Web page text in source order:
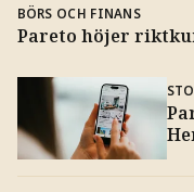
BÖRS OCH FINANS
Pareto höjer